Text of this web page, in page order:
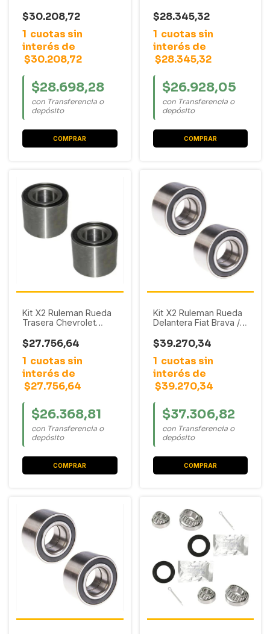
$30.208,72
1 cuotas sin
interés de
$30.208,72
$28.698,28
con Transferencia o
depósito
$28.345,32
1 cuotas sin
interés de
$28.345,32
$26.928,05
con Transferencia o
depósito
Kit X2 Ruleman Rueda
Trasera Chevrolet
$27.756,64
1 cuotas sin
interés de
$27.756,64
$26.368,81
con Transferencia o
depósito
Kit X2 Ruleman Rueda
Delantera Fiat Brava /
/ Idea / Linea / Marea /
Punto
$39.270,34
1 cuotas sin
interés de
$39.270,34
$37.306,82
con Transferencia o
depósito